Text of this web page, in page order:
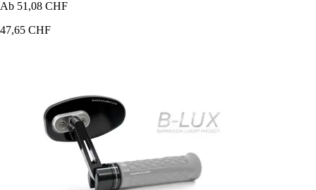
Ab 51,08 CHF
47,65 CHF